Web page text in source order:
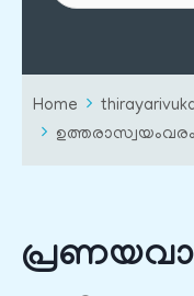
Home
ഉത്തരാസ്വയംവരം